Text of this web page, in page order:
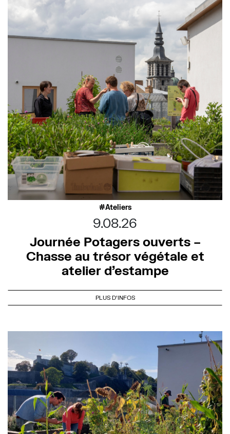
Ateliers
9.08.26
Journée Potagers ouverts –
Chasse au trésor végétale et
atelier d’estampe
PLUS D'INFOS